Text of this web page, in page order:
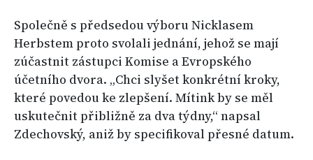
Společně s předsedou výboru Nicklasem
Herbstem proto svolali jednání, jehož se mají
zúčastnit zástupci Komise a Evropského
účetního dvora. „Chci slyšet konkrétní kroky,
které povedou ke zlepšení. Mítink by se měl
uskutečnit přibližně za dva týdny,“ napsal
Zdechovský, aniž by specifikoval přesné datum.